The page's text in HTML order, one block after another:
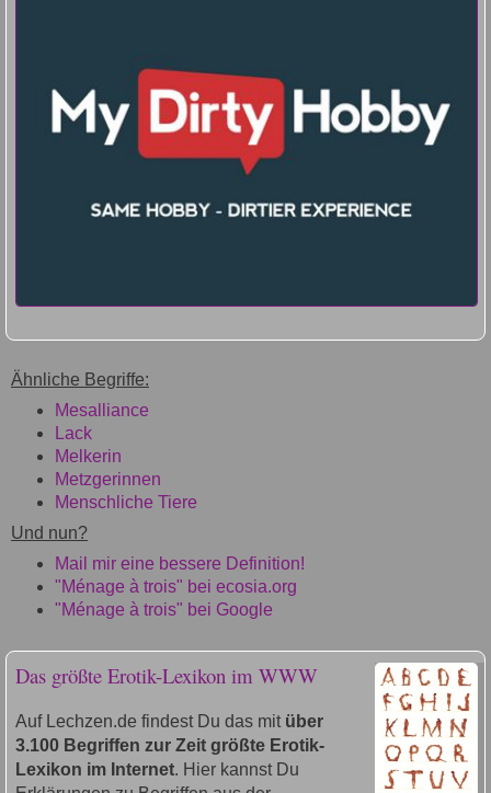
Ähnliche Begriffe:
Mesalliance
Lack
Melkerin
Metzgerinnen
Menschliche Tiere
Und nun?
Mail mir eine bessere Definition!
"Ménage à trois" bei ecosia.org
"Ménage à trois" bei Google
Das größte Erotik-Lexikon im WWW
Auf Lechzen.de findest Du das mit über
3.100 Begriffen zur Zeit größte Erotik-
Lexikon im Internet. Hier kannst Du